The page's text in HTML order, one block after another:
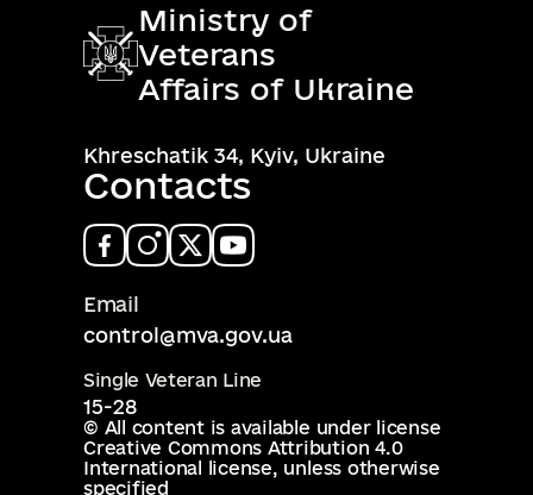
Ministry of
Veterans
Affairs of Ukraine
Khreschatik 34, Kyiv, Ukraine
Contacts
Email
control@mva.gov.ua
Single Veteran Line
15-28
© All content is available under license
Creative Commons Attribution 4.0
International license, unless otherwise
specified